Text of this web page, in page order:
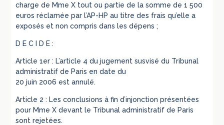
charge de Mme X tout ou partie de la somme de 1 500
euros réclamée par l’AP-HP au titre des frais qu’elle a
exposés et non compris dans les dépens ;
D E C I D E :
Article 1er : L’article 4 du jugement susvisé du Tribunal
administratif de Paris en date du
20 juin 2006 est annulé.
Article 2 : Les conclusions à fin d’injonction présentées
pour Mme X devant le Tribunal administratif de Paris
sont rejetées.